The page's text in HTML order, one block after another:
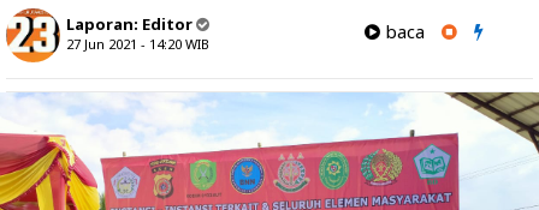
Laporan: Editor
27 Jun 2021 - 14:20 WIB
baca